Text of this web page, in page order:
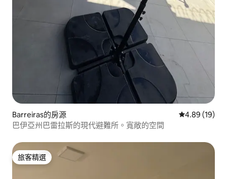
Barreiras的房源 從 19 則評價
4.89 (19)
巴伊亞州巴雷拉斯的現代避難所。寬敞的空間
旅客精選
旅客精選